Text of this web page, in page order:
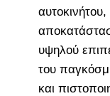
υψηλού
του
και